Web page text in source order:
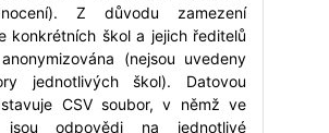
Z důvodu zamezení
konkrétních škol a jejich ředitelů
(nejsou uvedeny
jednotlivých škol). Datovou
CSV soubor, v němž ve
jsou odpovědi na jednotlivé